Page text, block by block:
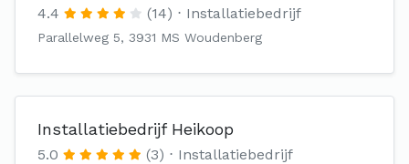
4.4 (14) Installatiebedrijf
Parallelweg 5, 3931 MS Woudenberg
Installatiebedrijf Heikoop
5.0 (3) Installatiebedrijf